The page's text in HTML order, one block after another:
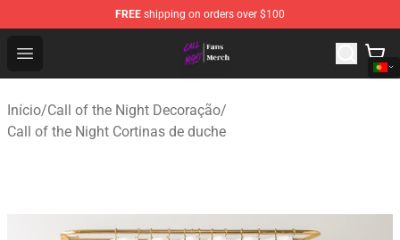
FREE shipping on orders over $100
Open menu
Call of the Night Store - Official Call of the Night
Início/Call of the Night Decoração/
Call of the Night Cortinas de duche